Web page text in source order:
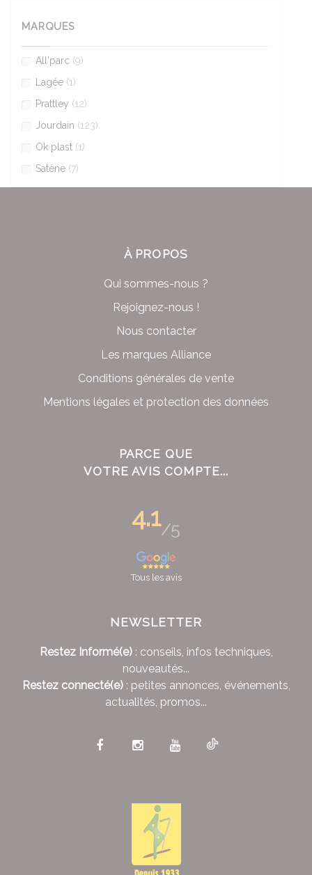
MARQUES
All'parc (9)
Lagée (1)
Prattley (12)
Jourdain (123)
Ok plast (1)
Satène (7)
À PROPOS
Qui sommes-nous ?
Rejoignez-nous !
Nous contacter
Les marques Alliance
Conditions générales de vente
Mentions légales et protection des données
PARCE QUE
VOTRE AVIS COMPTE...
4.1/5
Tous les avis
NEWSLETTER
Restez Informé(e): conseils, infos techniques,
nouveautés...
Restez connecté(e): petites annonces, événements,
actualités, promos...